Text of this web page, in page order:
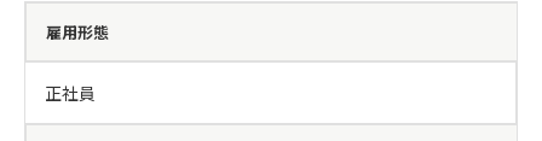
雇用形態
正社員